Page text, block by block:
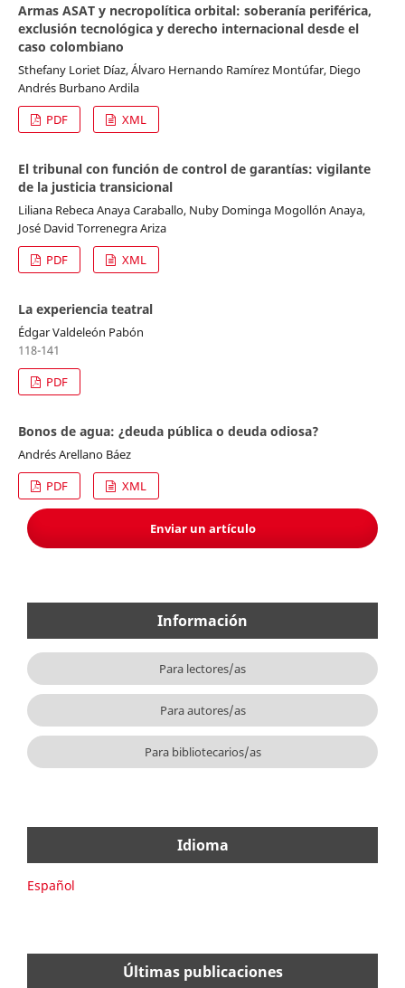
Armas ASAT y necropolítica orbital: soberanía periférica,
exclusión tecnológica y derecho internacional desde el
caso colombiano
Sthefany Loriet Díaz, Álvaro Hernando Ramírez Montúfar, Diego
Andrés Burbano Ardila
PDF
XML
El tribunal con función de control de garantías: vigilante
de la justicia transicional
Liliana Rebeca Anaya Caraballo, Nuby Dominga Mogollón Anaya,
José David Torrenegra Ariza
PDF
XML
La experiencia teatral
Édgar Valdeleón Pabón
118-141
PDF
Bonos de agua: ¿deuda pública o deuda odiosa?
Andrés Arellano Báez
PDF
XML
Enviar un artículo
Información
Para lectores/as
Para autores/as
Para bibliotecarios/as
Idioma
Español
Últimas publicaciones